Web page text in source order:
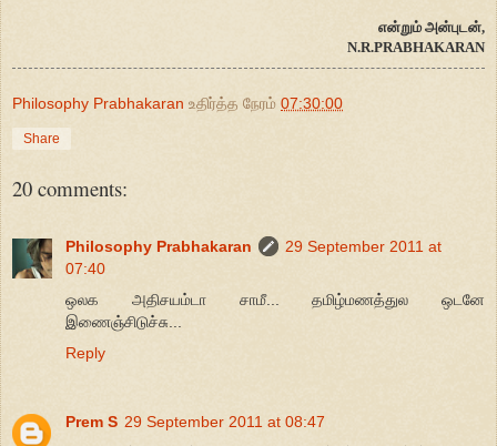
என்றும் அன்புடன்,
N.R.PRABHAKARAN
Philosophy Prabhakaran உதிர்த்த நேரம் 07:30:00
Share
20 comments:
Philosophy Prabhakaran
29 September 2011 at
07:40
ஒலக அதிசயம்டா சாமீ... தமிழ்மணத்துல ஒடனே
இணைஞ்சிடுச்சு...
Reply
Prem S 29 September 2011 at 08:47